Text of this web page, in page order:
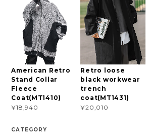
American Retro
Stand Collar
Fleece
Coat(MT1410)
¥18,940
Retro loose
black workwear
trench
coat(MT1431)
¥20,010
CATEGORY